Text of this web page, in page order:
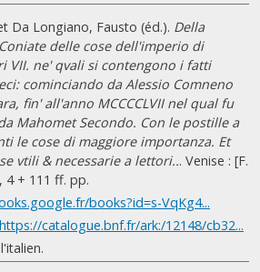
Da Longiano, Fausto (éd.). Della
delle cose dell'imperio di
VII. ne' qvali si contengono i fatti
cominciando da Alessio Comneno
fin' all'anno MCCCCLVII nel qual fu
Mahomet Secondo. Con le postille a
le cose di maggiore importanza. Et
vtili & necessarie a lettori... Venise : [F.
4 + 111 ff. pp.
books?id=s-VqKg4...
https://catalogue.bnf.fr/ark:/12148/cb32...